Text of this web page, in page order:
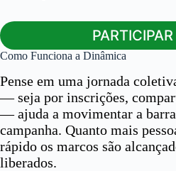
Como Funciona a Dinâmica
Pense em uma jornada
— seja por inscrições,
— ajuda a movimentar a barra
campanha. Quanto mais
rápido os marcos são
liberados.